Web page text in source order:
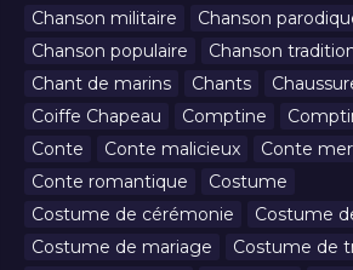
Chanson militaire
Chanson
Chanson populaire
Chanson
Chant de marins
Chants
Coiffe Chapeau
Comptine
Conte
Conte malicieux
Conte
Conte romantique
Costume
Costume de cérémonie
Costume
Costume de mariage
Costume de